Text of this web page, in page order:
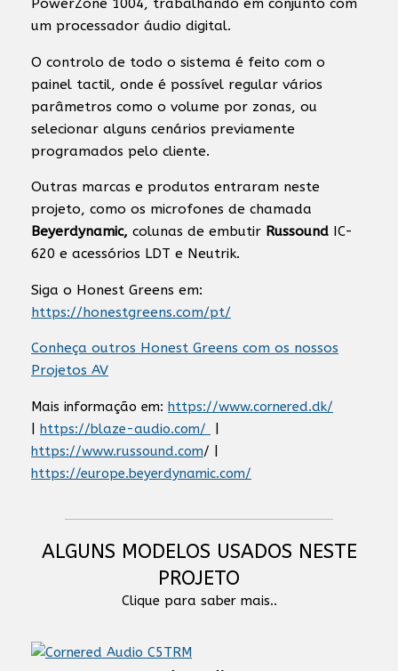
PowerZone 1004, trabalhando em conjunto com
um processador áudio digital.
O controlo de todo o sistema é feito com o
painel tactil, onde é possível regular vários
parâmetros como o volume por zonas, ou
selecionar alguns cenários previamente
programados pelo cliente.
Outras marcas e produtos entraram neste
projeto, como os microfones de chamada
Beyerdynamic, colunas de embutir Russound IC-
620 e acessórios LDT e Neutrik.
Siga o Honest Greens em:
https://honestgreens.com/pt/
Conheça outros Honest Greens com os nossos
Projetos AV
Mais informação em: https://www.cornered.dk/
https://blaze-audio.com/
https://www.russound.com/ |
https://europe.beyerdynamic.com/
ALGUNS MODELOS USADOS NESTE
PROJETO
Clique para saber mais..